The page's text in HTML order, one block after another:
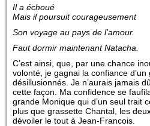
Il a échoué
Mais il poursuit courageusement
Son voyage au pays de l’amour.
Faut dormir maintenant Natacha.
C’est ainsi, que, par une chance
volonté, je gagnai la confiance d’un
désillusionnés. Je n’aurais jamais
cette façon. Ma confidence se
grande Monique qui d’un seul trait
plus que grassette Chantal, les
dévoiler le tout à Jean-Francois.